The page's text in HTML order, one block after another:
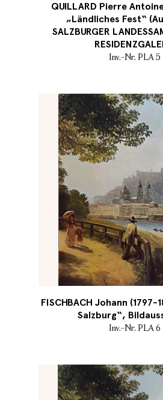
QUILLARD Pierre
„Ländliches Fest“
SALZBURGER
Inv.-Nr. PLA 5
FISCHBACH Johann (1797-
Salzburg“,
Inv.-Nr. PLA 6